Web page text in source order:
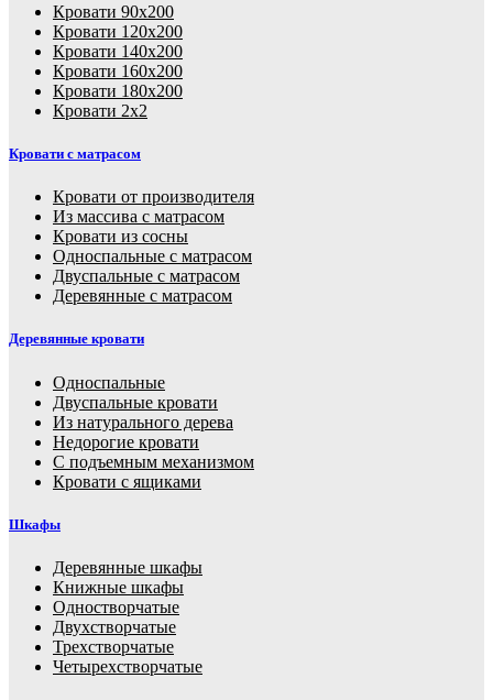
Кровати 90х200
Кровати 120х200
Кровати 140х200
Кровати 160х200
Кровати 180х200
Кровати 2х2
Кровати с матрасом
Кровати от производителя
Из массива с матрасом
Кровати из сосны
Односпальные с матрасом
Двуспальные с матрасом
Деревянные с матрасом
Деревянные кровати
Односпальные
Двуспальные кровати
Из натурального дерева
Недорогие кровати
С подъемным механизмом
Кровати с ящиками
Шкафы
Деревянные шкафы
Книжные шкафы
Одностворчатые
Двухстворчатые
Трехстворчатые
Четырехстворчатые